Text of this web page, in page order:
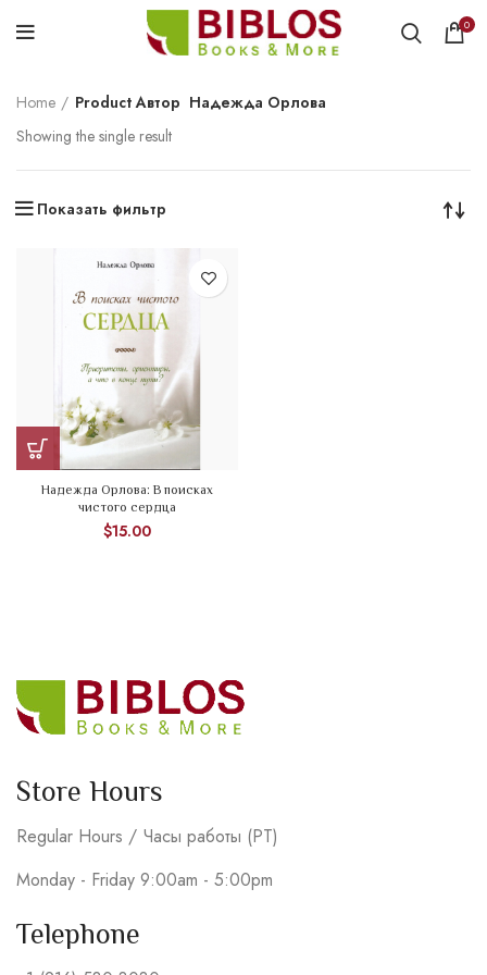
0
Home Product Автор Надежда Орлова
Showing the single result
Показать фильтр
Надежда Орлова: В поисках
чистого сердца
$15.00
Store Hours
Regular Hours / Часы работы (PT)
Monday - Friday 9:00am - 5:00pm
Telephone